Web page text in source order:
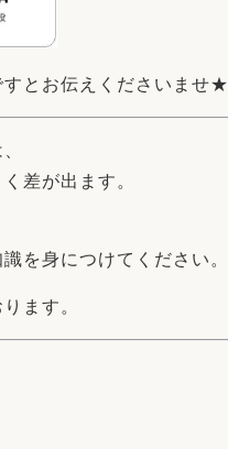
すとお伝えくださいませ★
差が出ます。
を身につけてください。
ます。